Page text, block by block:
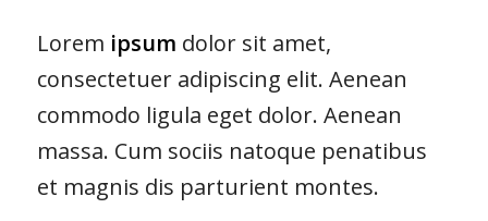
Lorem ipsum dolor sit amet,
consectetuer adipiscing elit. Aenean
commodo ligula eget dolor. Aenean
massa. Cum sociis natoque penatibus
et magnis dis parturient montes.